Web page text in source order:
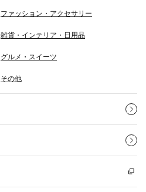
ファッション・アクセサリー
雑貨・インテリア・日用品
グルメ・スイーツ
その他